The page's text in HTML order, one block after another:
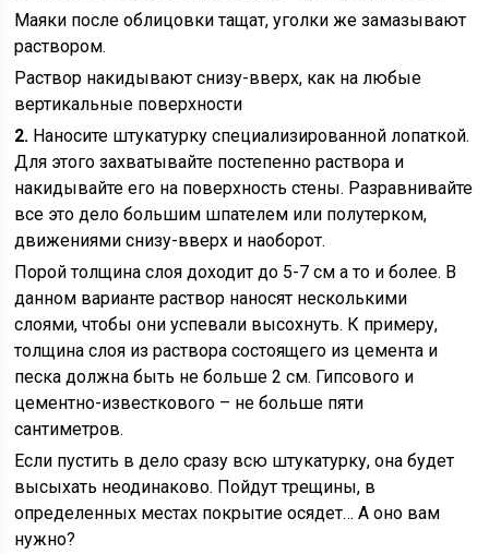
Маяки после облицовки тащат, уголки же замазывают
раствором.
Раствор накидывают снизу-вверх, как на любые
вертикальные поверхности
2. Наносите штукатурку специализированной лопаткой.
Для этого захватывайте постепенно раствора и
накидывайте его на поверхность стены. Разравнивайте
все это дело большим шпателем или полутерком,
движениями снизу-вверх и наоборот.
Порой толщина слоя доходит до 5-7 см а то и более. В
данном варианте раствор наносят несколькими
слоями, чтобы они успевали высохнуть. К примеру,
толщина слоя из раствора состоящего из цемента и
песка должна быть не больше 2 см. Гипсового и
цементно-известкового – не больше пяти
сантиметров.
Если пустить в дело сразу всю штукатурку, она будет
высыхать неодинаково. Пойдут трещины, в
определенных местах покрытие осядет… А оно вам
нужно?